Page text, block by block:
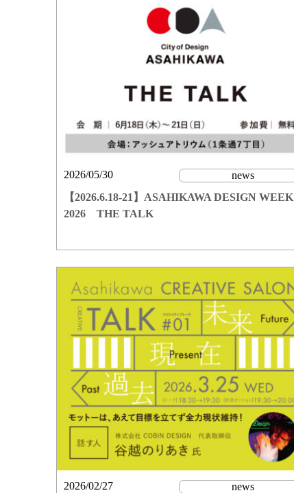
2026/05/30
news
【2026.6.18-21】ASAHIKAWA DESIGN WEEK
2026 THE TALK
2026/02/27
news